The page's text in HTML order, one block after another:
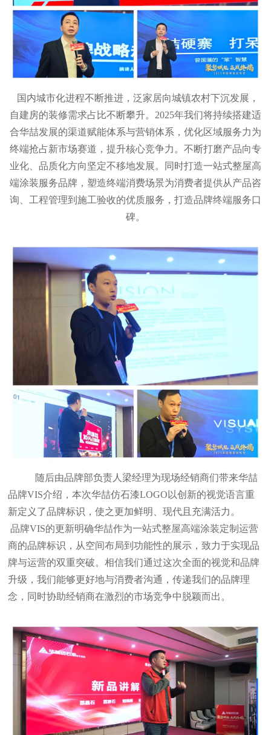
国内城市化进程不断推进，泛家居向城镇农村下沉发展，
自建房的装修需求占比不断攀升。2025年我们将持续搭建适
合华喆发展的渠道赋能体系与营销体系，优化区域服务力为
终端抢占新市场赛道，提升核心竞争力。不断打磨产品向专
业化、品质化方向坚定不移地发展。同时打造一站式整屋高
端涂装服务品牌，塑造终端消费场景为消费者提供从产品咨
询、工程管理到施工验收的优质服务，打造品牌终端服务口
碑。
随后由品牌部负责人梁经理为现场经销商们带来华喆
品牌VIS介绍，本次华喆仿石漆LOGO以创新的视觉语言重
新定义了品牌标识，使之更加鲜明、现代且充满活力。
品牌VIS的更新明确华喆作为一站式整屋高端涂装定制运营
商的品牌标识，从空间布局到功能性的展示，致力于实现品
牌与运营的双重突破。相信我们通过这次全面的视觉和品牌
升级，我们能够更好地与消费者沟通，传递我们的品牌理
念，同时协助经销商在激烈的市场竞争中脱颖而出。